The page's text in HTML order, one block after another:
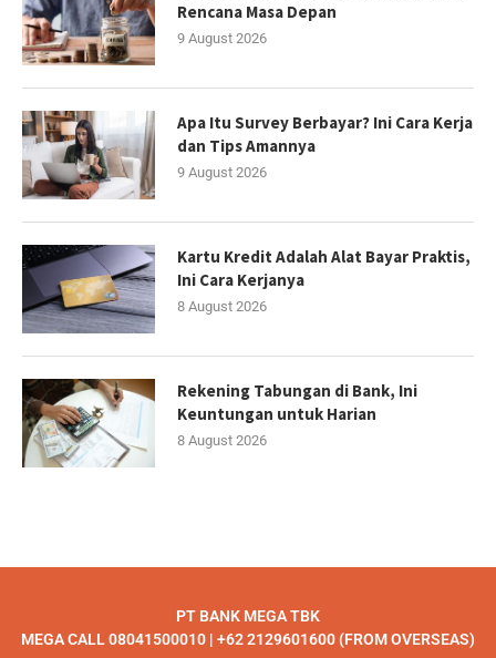
Rencana Masa Depan
9 August 2026
Apa Itu Survey Berbayar? Ini Cara Kerja
dan Tips Amannya
9 August 2026
Kartu Kredit Adalah Alat Bayar Praktis,
Ini Cara Kerjanya
8 August 2026
Rekening Tabungan di Bank, Ini
Keuntungan untuk Harian
8 August 2026
PT BANK MEGA TBK
MEGA CALL 08041500010 | +62 2129601600 (FROM OVERSEAS)